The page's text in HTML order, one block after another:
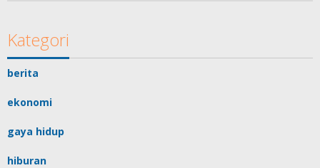
Kategori
berita
ekonomi
gaya hidup
hiburan